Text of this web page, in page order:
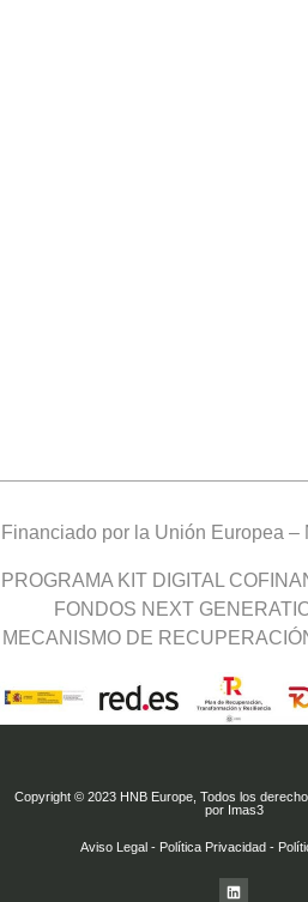
Financiado por la Unión Europea –
PROGRAMA KIT DIGITAL
FONDOS NEXT
MECANISMO DE
Copyright © 2023 HNB Europe, Todos los
por Imas3
Aviso Legal - Política Privacidad -